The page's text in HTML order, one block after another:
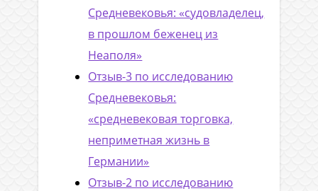
Средневековья: «судовладелец,
в прошлом беженец из
Неаполя»
Отзыв-3 по исследованию
Средневековья:
«средневековая торговка,
неприметная жизнь в
Германии»
Отзыв-2 по исследованию